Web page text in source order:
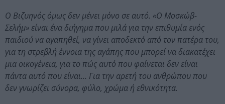
Ο Βιζυηνός όμως δεν μένει μόνο σε αυτό. «Ο Μοσκώβ-
Σελήμ» είναι ένα διήγημα που μιλά για την επιθυμία ενός
παιδιού να αγαπηθεί, να γίνει αποδεκτό από τον πατέρα του,
για τη στρεβλή έννοια της αγάπης που μπορεί να διακατέχει
μια οικογένεια, για το πώς αυτό που φαίνεται δεν είναι
πάντα αυτό που είναι… Για την αρετή του ανθρώπου που
δεν γνωρίζει σύνορα, φύλο, χρώμα ή εθνικότητα.